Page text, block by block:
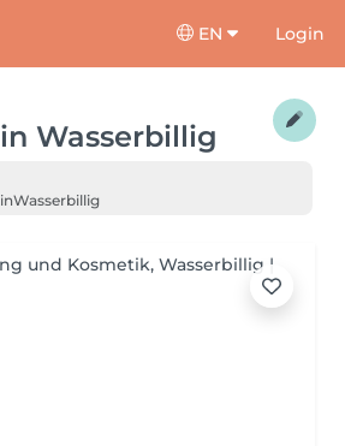
EN Login
in Wasserbillig
inWasserbillig